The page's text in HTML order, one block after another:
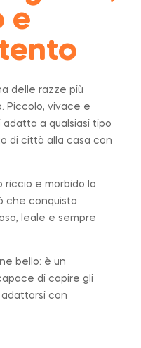
e
delle razze più
Piccolo, vivace e
a qualsiasi tipo
di città alla casa con
riccio e morbido lo
che conquista
leale e sempre
bello: è un
di capire gli
adattarsi con